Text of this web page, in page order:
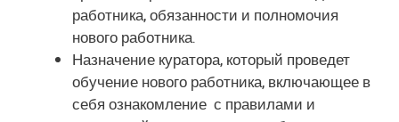
работника, обязанности и полномочия
нового работника.
Назначение куратора, который проведет
обучение нового работника, включающее в
себя ознакомление с правилами и